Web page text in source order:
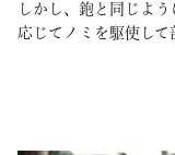
しかし、鉋と同じよ
応じてノミを駆使して